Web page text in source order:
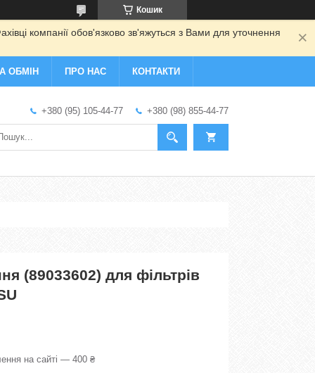
Кошик
компанії обов'язково зв'яжуться з Вами для уточнення
ОБМІН ПРО НАС КОНТАКТИ
+380 (95) 105-44-77 +380 (98) 855-44-77
(89033602) для фільтрів
на сайті — 400 ₴